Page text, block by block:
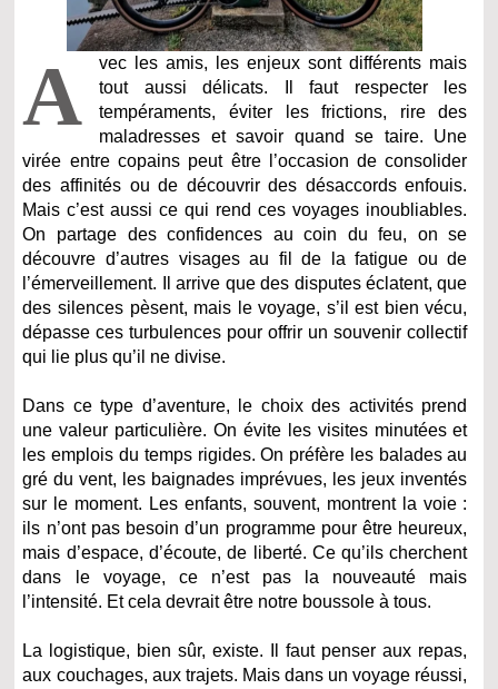
A
vec les amis, les enjeux sont différents mais
tout aussi délicats. Il faut respecter les
tempéraments, éviter les frictions, rire des
maladresses et savoir quand se taire. Une
virée entre copains peut être l’occasion de consolider
des affinités ou de découvrir des désaccords enfouis.
Mais c’est aussi ce qui rend ces voyages inoubliables.
On partage des confidences au coin du feu, on se
découvre d’autres visages au fil de la fatigue ou de
l’émerveillement. Il arrive que des disputes éclatent, que
des silences pèsent, mais le voyage, s’il est bien vécu,
dépasse ces turbulences pour offrir un souvenir collectif
qui lie plus qu’il ne divise.
Dans ce type d’aventure, le choix des activités prend
une valeur particulière. On évite les visites minutées et
les emplois du temps rigides. On préfère les balades au
gré du vent, les baignades imprévues, les jeux inventés
sur le moment. Les enfants, souvent, montrent la voie :
ils n’ont pas besoin d’un programme pour être heureux,
mais d’espace, d’écoute, de liberté. Ce qu’ils cherchent
dans le voyage, ce n’est pas la nouveauté mais
l’intensité. Et cela devrait être notre boussole à tous.
La logistique, bien sûr, existe. Il faut penser aux repas,
aux couchages, aux trajets. Mais dans un voyage réussi,